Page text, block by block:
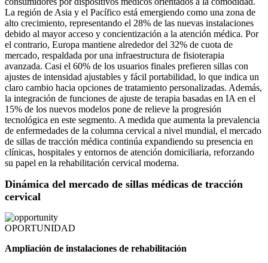
La región de Asia y el Pacífico está emergiendo como una zona de
alto crecimiento, representando el 28% de las nuevas instalaciones
debido al mayor acceso y concientización a la atención médica. Por
el contrario, Europa mantiene alrededor del 32% de cuota de
mercado, respaldada por una infraestructura de fisioterapia
avanzada. Casi el 60% de los usuarios finales prefieren sillas con
ajustes de intensidad ajustables y fácil portabilidad, lo que indica un
claro cambio hacia opciones de tratamiento personalizadas. Además,
la integración de funciones de ajuste de terapia basadas en IA en el
15% de los nuevos modelos pone de relieve la progresión
tecnológica en este segmento. A medida que aumenta la prevalencia
de enfermedades de la columna cervical a nivel mundial, el mercado
de sillas de tracción médica continúa expandiendo su presencia en
clínicas, hospitales y entornos de atención domiciliaria, reforzando
su papel en la rehabilitación cervical moderna.
Dinámica del mercado de sillas médicas de tracción
cervical
OPORTUNIDAD
Ampliación de instalaciones de rehabilitación